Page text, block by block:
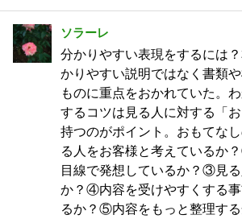
ソラーレ
分かりやすい表現をするには
かりやすい説明ではなく書類
ものに重点をおかれていた。
するコツは見る人に対する「
持つのがポイント。おもてな
る人をお客様と考えているか
目線で発想しているか？③見
か？④内容を受けやすくする
るか？⑤内容をもっと整理す